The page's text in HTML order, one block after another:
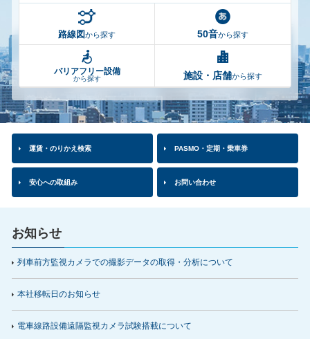
路線図から探す 50音から探す
バリアフリー設備
から探す 施設・店舗から探す
運賃・のりかえ検索 PASMO・定期・乗車券
安心への取組み お問い合わせ
お知らせ
列車前方監視カメラでの撮影データの取得・分析について
本社移転日のお知らせ
電車線路設備遠隔監視カメラ試験搭載について